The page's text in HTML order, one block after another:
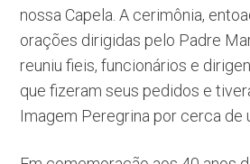
nossa Capela. A cerimônia,
orações dirigidas pelo Padre
reuniu fieis, funcionários e
que fizeram seus pedidos e
Imagem Peregrina por cerca de